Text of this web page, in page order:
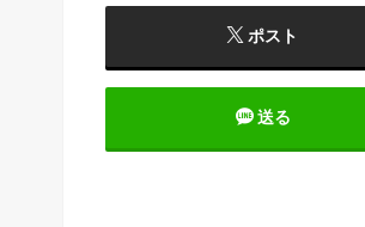
ポスト
送る